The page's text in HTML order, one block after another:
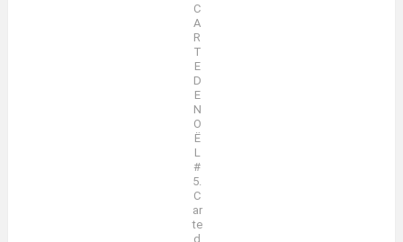
C
A
R
T
E
D
E
N
O
Ë
L
#
5.
C
ar
te
d